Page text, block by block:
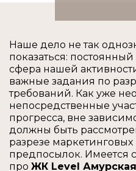
Наше дело не так
показаться:
сфера нашей
важные задания по
требований. Как уже
непосредственные
прогресса, вне
должны быть
разрезе
предпосылок. Имеется
про ЖК Level Амурская